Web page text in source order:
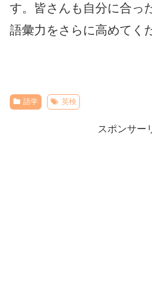
す。皆さんも自分に合っ
語彙力をさらに高めてく
語学 英検
スポンサー